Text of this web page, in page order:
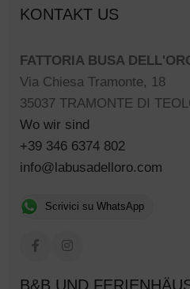
KONTAKT US
FATTORIA BUSA
Via Chiesa Tramonte, 18
35037 TRAMONTE DI
Wo wir sind
+39 346 6374 802
info@labusadelloro.com
Scrivici su WhatsApp
B&B UND